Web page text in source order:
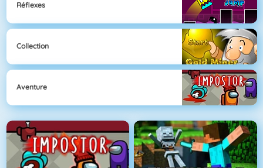
Réflexes
Collection
Aventure